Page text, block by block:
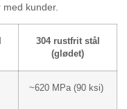
kunder.
304 rustfrit stål
(glødet)
~620 MPa (90 ksi)